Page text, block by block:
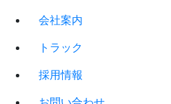
会社案内
トラック
採用情報